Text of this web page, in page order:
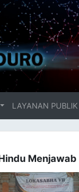
LAYANAN PUBLIK